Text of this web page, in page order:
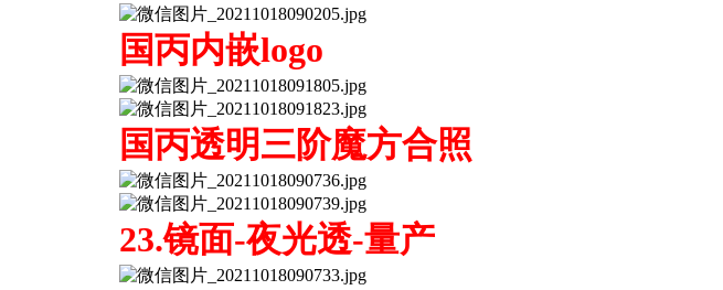
国丙内嵌logo
国丙透明三阶魔方合照
23.镜面-夜光透-量产